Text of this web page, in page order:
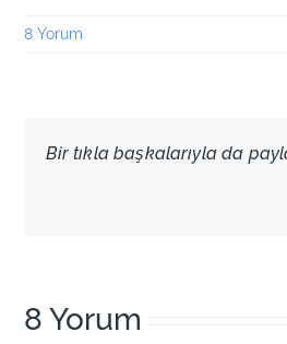
8 Yorum
Bir tıkla başkalarıyla da
8 Yorum